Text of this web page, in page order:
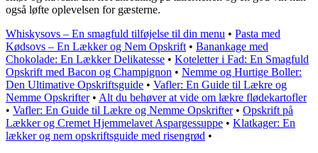
også løfte oplevelsen for gæsterne.
Whiskysovs – En smagfuld tilføjelse til din menu • Pasta med
Kødsovs – En Lækker og Nem Opskrift • Banankage med
Chokolade: En Lækker Delikatesse • Koteletter i Fad: En Smagfuld
Opskrift med Bacon og Champignon • Nemme og Hurtige Boller:
Den Ultimative Opskriftsguide • Vafler: En Guide til Lækre og
Nemme Opskrifter• Alt du behøver at vide om lækre flødekartofler
• Vafler: En Guide til Lækre og Nemme Opskrifter• Opskrift på
Lækker og Cremet Hjemmelavet Aspargessuppe • Klatkager: En
lækker og nem opskriftsguide med risengrød •